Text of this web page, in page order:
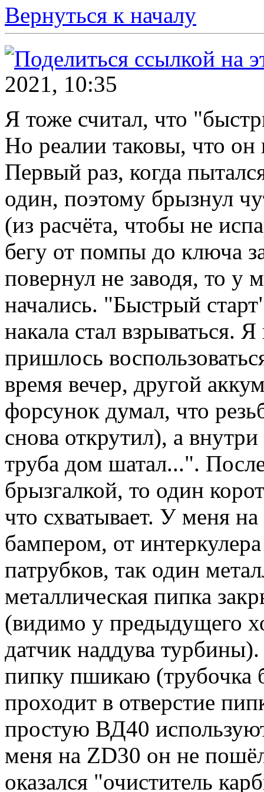
Вернуться к началу
2021, 10:35
Я тоже считал, что
Но реалии таковы, что он
Первый раз, когда
один, поэтому брызнул
(из расчёта, чтобы не
бегу от помпы до ключа
повернул не заводя, то у
начались. "Быстрый
накала стал взрываться.
пришлось
время вечер, другой
форсунок думал, что
снова открутил), а
труба дом шатал...".
брызгалкой, то один
что схватывает. У меня
бампером, от
патрубков, так один
металлическая пипка
(видимо у предыдущего
датчик наддува
пипку пшикаю (трубочка
проходит в отверстие
простую ВД40
меня на ZD30 он не
оказался "очиститель